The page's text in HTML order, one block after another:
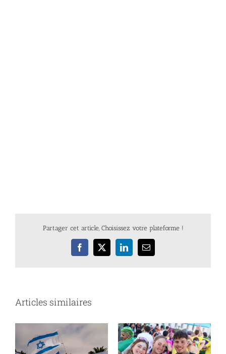
Partager cet article, Choisissez votre plateforme !
Facebook
X LinkedInEmail
Articles similaires